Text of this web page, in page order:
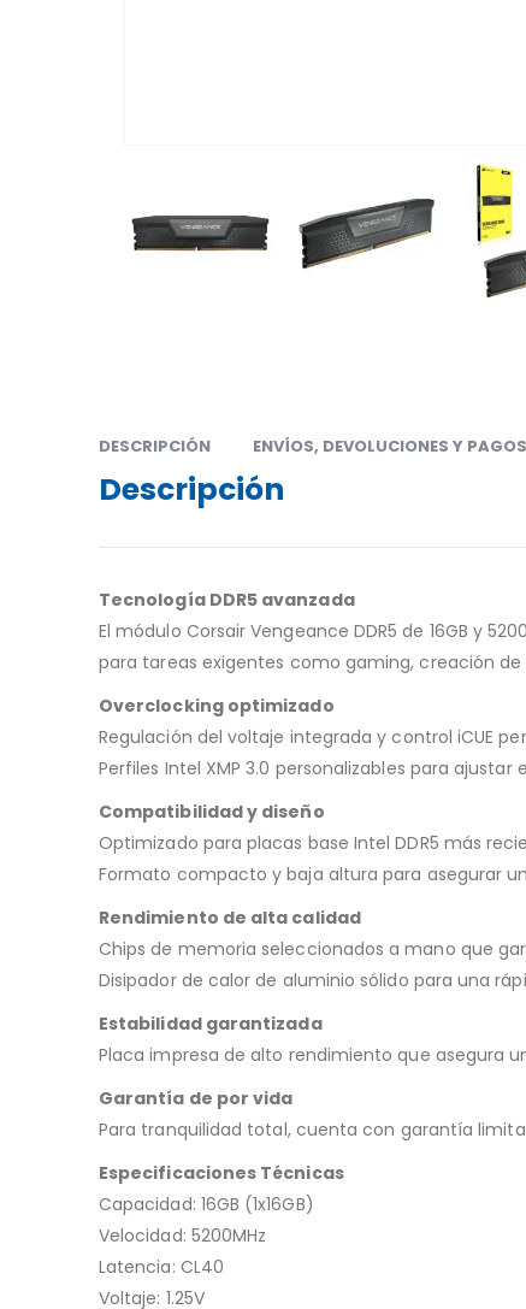
DESCRIPCIÓN ENVÍOS, DEVOLUCIONES Y PAGOS
Descripción
Tecnología DDR5 avanzada
El módulo Corsair Vengeance DDR5 de 16GB y
para tareas exigentes como gaming, creación
Overclocking optimizado
Regulación del voltaje integrada y control iCUE
Perfiles Intel XMP 3.0 personalizables para
Compatibilidad y diseño
Optimizado para placas base Intel DDR5 más
Formato compacto y baja altura para asegurar
Rendimiento de alta calidad
Chips de memoria seleccionados a mano que
Disipador de calor de aluminio sólido para una
Estabilidad garantizada
Placa impresa de alto rendimiento que asegura
Garantía de por vida
Para tranquilidad total, cuenta con garantía
Especificaciones Técnicas
Capacidad: 16GB (1x16GB)
Velocidad: 5200MHz
Latencia: CL40
Voltaje: 1.25V